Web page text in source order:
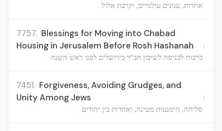
אחדות, ענינים עולמיים, וקרבת אלול
7757. Blessings for Moving into Chabad
Housing in Jerusalem Before Rosh Hashanah
ברכות לכניסה לשיכון חב"ד בירושלים לפני ראש השנה
›
7451. Forgiveness, Avoiding Grudges, and
Unity Among Jews
סליחה, הימנעות מטינה, ואחדות בין יהודים
›